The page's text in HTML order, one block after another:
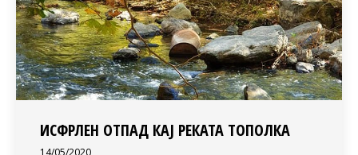
ИСФРЛЕН ОТПАД КАЈ РЕКАТА ТОПОЛКА
14/05/2020